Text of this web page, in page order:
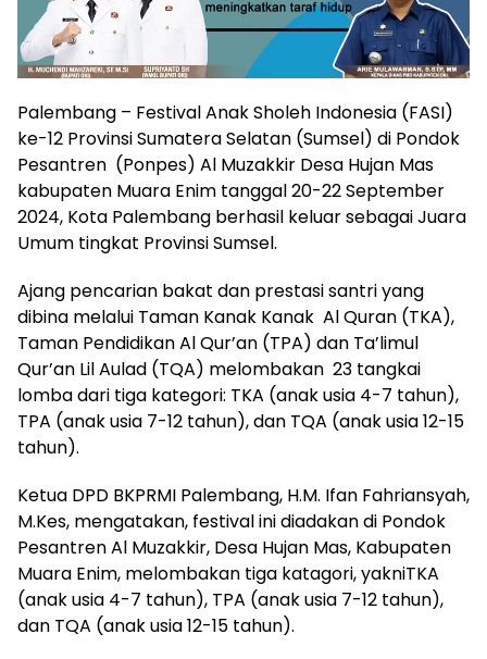
Palembang – Festival Anak Sholeh Indonesia (FASI)
ke-12 Provinsi Sumatera Selatan (Sumsel) di Pondok
Pesantren (Ponpes) Al Muzakkir Desa Hujan Mas
kabupaten Muara Enim tanggal 20-22 September
2024, Kota Palembang berhasil keluar sebagai Juara
Umum tingkat Provinsi Sumsel.
Ajang pencarian bakat dan prestasi santri yang
dibina melalui Taman Kanak Kanak Al Quran (TKA),
Taman Pendidikan Al Qur’an (TPA) dan Ta’limul
Qur’an Lil Aulad (TQA) melombakan 23 tangkai
lomba dari tiga kategori: TKA (anak usia 4-7 tahun),
TPA (anak usia 7-12 tahun), dan TQA (anak usia 12-15
tahun).
Ketua DPD BKPRMI Palembang, H.M. Ifan Fahriansyah,
M.Kes, mengatakan, festival ini diadakan di Pondok
Pesantren Al Muzakkir, Desa Hujan Mas, Kabupaten
Muara Enim, melombakan tiga katagori, yakniTKA
(anak usia 4-7 tahun), TPA (anak usia 7-12 tahun),
dan TQA (anak usia 12-15 tahun).